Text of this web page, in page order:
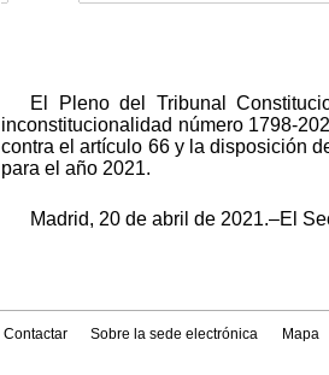
El Pleno del Tribunal
inconstitucionalidad número 1798-
contra el artículo 66 y la disposición
para el año 2021.
Madrid, 20 de abril de 2021.–El
Contactar Sobre la sede electrónica Mapa